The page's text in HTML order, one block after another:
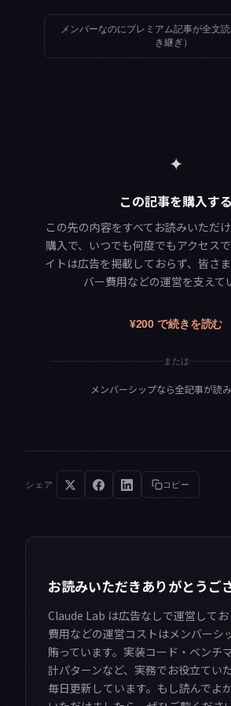
メンバーなのにプレミアム記事が全文読
き継ぎ）
✦
この記事を購入する
この先の内容をすべてお読みいただ
購入で、いつでも何度でもアクセス
イトは広告を掲載しておらず、皆さ
バー費用などの運営を支えて
¥200 で続きを読む
または
メンバーシップなら全記事が読
シェア コピー
お読みいただきありがとうご
Claude Lab は広告なしで運営してお
費用などの運営コストはメンバーシ
賄っています。実装コード・ベンチ
計パターンなど、実務でお役立てい
毎日更新しています。もし読んでよ